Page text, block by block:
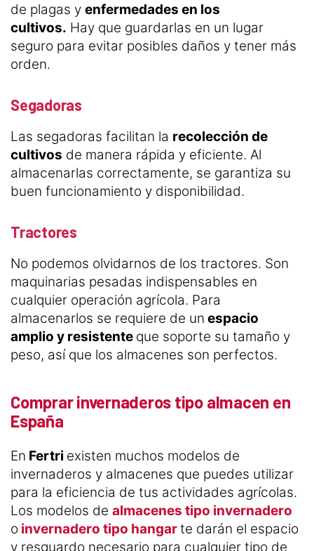
de plagas y enfermedades en los
cultivos. Hay que guardarlas en un lugar
seguro para evitar posibles daños y tener más
orden.
Segadoras
Las segadoras facilitan la recolección de
cultivos de manera rápida y eficiente. Al
almacenarlas correctamente, se garantiza su
buen funcionamiento y disponibilidad.
Tractores
No podemos olvidarnos de los tractores. Son
maquinarias pesadas indispensables en
cualquier operación agrícola. Para
almacenarlos se requiere de un espacio
amplio y resistente que soporte su tamaño y
peso, así que los almacenes son perfectos.
Comprar invernaderos tipo almacen en
España
En Fertri existen muchos modelos de
invernaderos y almacenes que puedes utilizar
para la eficiencia de tus actividades agrícolas.
Los modelos de almacenes tipo invernadero
o invernadero tipo hangarte darán el espacio
y resguardo necesario para cualquier tipo de